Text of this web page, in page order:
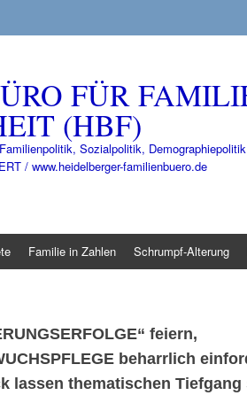
FÜR
(HBF)
Sozialpolitik,
/ www.heidelberger-familienbuero.de
Familie in Zahlen Schrumpf-Alterung
feiern,
beharrlich
lassen thematischen Tiefgang